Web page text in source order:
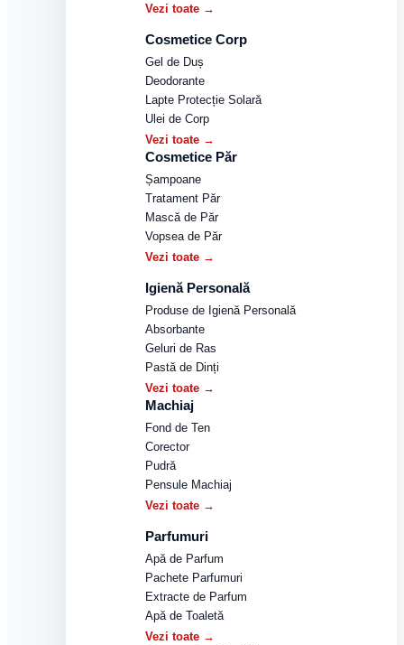
Vezi toate →
Cosmetice Corp
Gel de Duș
Deodorante
Lapte Protecție Solară
Ulei de Corp
Vezi toate →
Cosmetice Păr
Șampoane
Tratament Păr
Mască de Păr
Vopsea de Păr
Vezi toate →
Igienă Personală
Produse de Igienă Personală
Absorbante
Geluri de Ras
Pastă de Dinți
Vezi toate →
Machiaj
Fond de Ten
Corector
Pudră
Pensule Machiaj
Vezi toate →
Parfumuri
Apă de Parfum
Pachete Parfumuri
Extracte de Parfum
Apă de Toaletă
Vezi toate →